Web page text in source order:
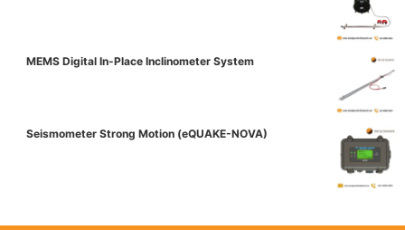
MEMS Digital In-Place Inclinometer System
Seismometer Strong Motion (eQUAKE-NOVA)